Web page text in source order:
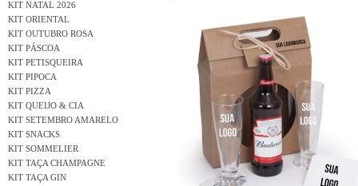
KIT NATAL 2026
KIT ORIENTAL
KIT OUTUBRO ROSA
KIT PÁSCOA
KIT PETISQUEIRA
KIT PIPOCA
KIT PIZZA
KIT QUEIJO & CIA
KIT SETEMBRO AMARELO
KIT SNACKS
KIT SOMMELIER
KIT TAÇA CHAMPAGNE
KIT TAÇA GIN